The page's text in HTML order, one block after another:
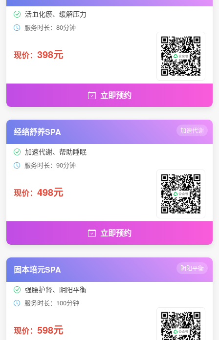
活血化瘀、缓解压力
服务时长：80分钟
现价： 398元
立即预约
经络舒养SPA 加速代谢
加速代谢、帮助睡眠
服务时长：90分钟
现价： 498元
立即预约
固本培元SPA 阴阳平衡
强腰护肾、阴阳平衡
服务时长：100分钟
现价： 598元